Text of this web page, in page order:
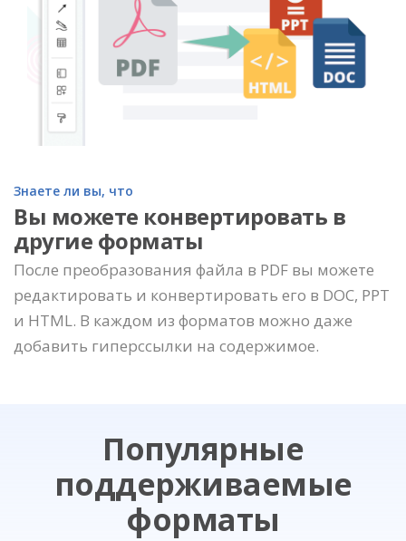
Знаете ли вы, что
Вы можете конвертировать в
другие форматы
После преобразования файла в PDF вы можете
редактировать и конвертировать его в DOC, PPT
и HTML. В каждом из форматов можно даже
добавить гиперссылки на содержимое.
Популярные
поддерживаемые
форматы